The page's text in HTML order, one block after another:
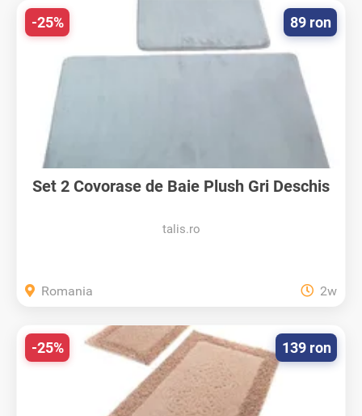
Set 2 Covorase de Baie Plush Gri Deschis
talis.ro
89 ron
-25%
Romania 2w
139 ron
-25%